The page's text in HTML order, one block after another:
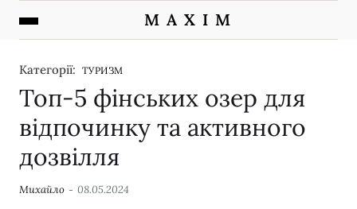
M A X I M
Категорії: ТУРИЗМ
Топ-5 фінських озер для
відпочинку та активного
дозвілля
Михайло 08.05.2024